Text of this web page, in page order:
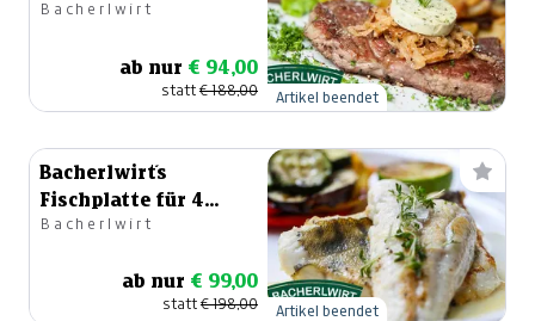
Bacherlwirt
ab nur € 94,00
statt€ 188,00 Artikel beendet
Bacherlwirt´s
Fischplatte für 4
Personen
Bacherlwirt
ab nur € 99,00
statt€ 198,00 Artikel beendet